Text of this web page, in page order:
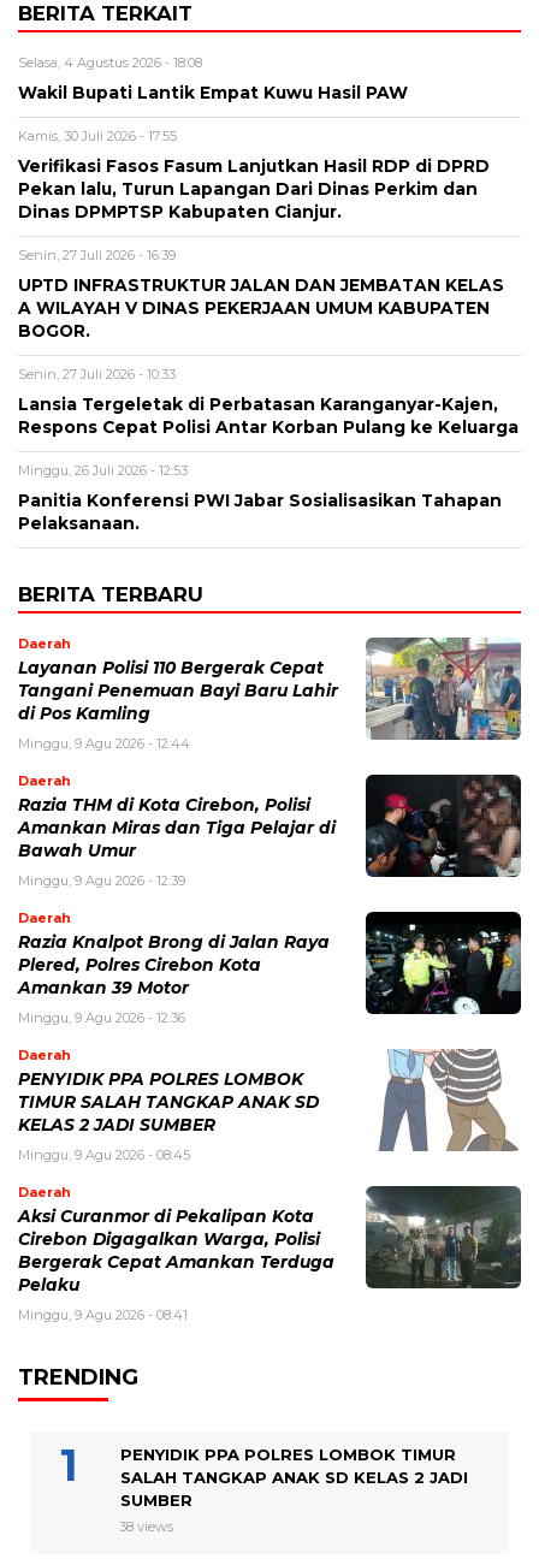
BERITA TERKAIT
Selasa, 4 Agustus 2026 - 18:08
Wakil Bupati Lantik Empat Kuwu Hasil PAW
Kamis, 30 Juli 2026 - 17:55
Verifikasi Fasos Fasum Lanjutkan Hasil RDP di DPRD
Pekan lalu, Turun Lapangan Dari Dinas Perkim dan
Dinas DPMPTSP Kabupaten Cianjur.
Senin, 27 Juli 2026 - 16:39
UPTD INFRASTRUKTUR JALAN DAN JEMBATAN KELAS
A WILAYAH V DINAS PEKERJAAN UMUM KABUPATEN
BOGOR.
Senin, 27 Juli 2026 - 10:33
Lansia Tergeletak di Perbatasan Karanganyar-Kajen,
Respons Cepat Polisi Antar Korban Pulang ke Keluarga
Minggu, 26 Juli 2026 - 12:53
Panitia Konferensi PWI Jabar Sosialisasikan Tahapan
Pelaksanaan.
BERITA TERBARU
Daerah
Layanan Polisi 110 Bergerak Cepat
Tangani Penemuan Bayi Baru Lahir
di Pos Kamling
Minggu, 9 Agu 2026 - 12:44
Daerah
Razia THM di Kota Cirebon, Polisi
Amankan Miras dan Tiga Pelajar di
Bawah Umur
Minggu, 9 Agu 2026 - 12:39
Daerah
Razia Knalpot Brong di Jalan Raya
Plered, Polres Cirebon Kota
Amankan 39 Motor
Minggu, 9 Agu 2026 - 12:36
Daerah
PENYIDIK PPA POLRES LOMBOK
TIMUR SALAH TANGKAP ANAK SD
KELAS 2 JADI SUMBER
Minggu, 9 Agu 2026 - 08:45
Daerah
Aksi Curanmor di Pekalipan Kota
Cirebon Digagalkan Warga, Polisi
Bergerak Cepat Amankan Terduga
Pelaku
Minggu, 9 Agu 2026 - 08:41
TRENDING
PENYIDIK PPA POLRES LOMBOK TIMUR
SALAH TANGKAP ANAK SD KELAS 2 JADI
SUMBER
38 views